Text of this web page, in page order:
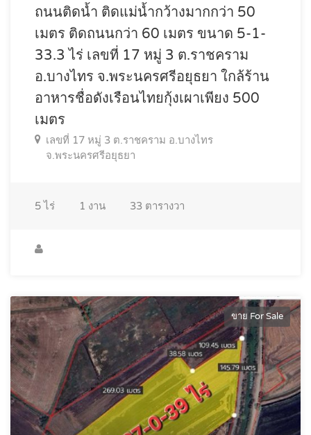
ถนนติดน้ำ ติดแม่น้ำกว้างมากกว่า 50
เมตร ติดถนนกว่า 60 เมตร ขนาด 5-1-
33.3 ไร่ เลขที่ 17 หมู่ 3 ต.ราชคราม
อ.บางไทร จ.พระนครศรีอยุธยา ใกล้ร้าน
อาหารชื่อดังเรือนไทยกุ้งเผาเพียง 500
เมตร
เลขที่ 17 หมู่ 3 ต.ราชคราม อ.บางไทร
จ.พระนครศรีอยุธยา
5ไร่ 1 งาน 33 ตารางวา
ขาย For Sale